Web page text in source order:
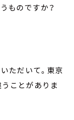
ものですか？
ただいて。東京
ことがありま